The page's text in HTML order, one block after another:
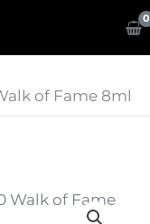
of Fame 8ml